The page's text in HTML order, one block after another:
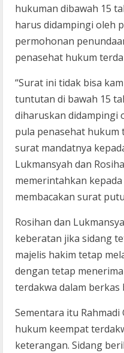
hukuman dibawah 15
harus didampingi oleh
permohonan
penasehat hukum
“Surat ini tidak bisa
tuntutan di bawah 15
diharuskan didampingi
pula penasehat hukum
surat mandatnya
Lukmansyah dan
memerintahkan
membacakan surat
Rosihan dan
keberatan jika sidang
majelis hakim tetap
dengan tetap
terdakwa dalam berkas
Sementara itu
hukum keempat
keterangan. Sidang